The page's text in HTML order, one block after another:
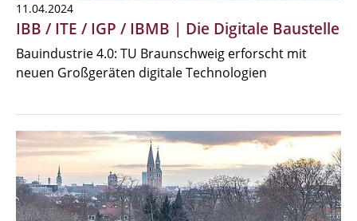
11.04.2024
IBB / ITE / IGP / IBMB | Die Digitale Baustelle
Bauindustrie 4.0: TU Braunschweig erforscht mit
neuen Großgeräten digitale Technologien